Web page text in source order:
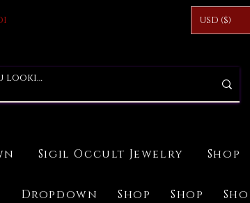
USD ($)
Sigil Occult Jewelry Shop
Dropdown Shop Shop